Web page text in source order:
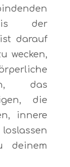
der
darauf
wecken,
das
die
innere
deinem